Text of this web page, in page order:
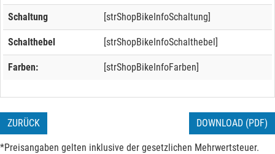
Schaltung [strShopBikeInfoSchaltung]
Schalthebel [strShopBikeInfoSchalthebel]
Farben: [strShopBikeInfoFarben]
ZURÜCK DOWNLOAD (PDF)
*Preisangaben gelten inklusive der gesetzlichen Mehrwertsteuer.